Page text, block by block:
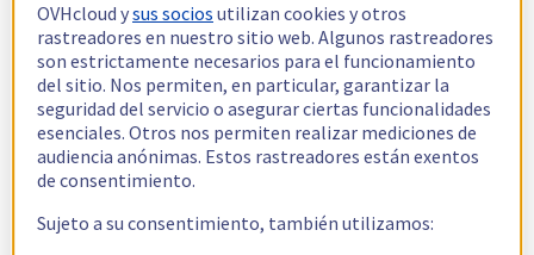
OVHcloud ysus socios utilizan cookies y otros
rastreadores en nuestro sitio web. Algunos rastreadores
son estrictamente necesarios para el funcionamiento
del sitio. Nos permiten, en particular, garantizar la
seguridad del servicio o asegurar ciertas funcionalidades
esenciales. Otros nos permiten realizar mediciones de
audiencia anónimas. Estos rastreadores están exentos
de consentimiento.
Sujeto a su consentimiento, también utilizamos: